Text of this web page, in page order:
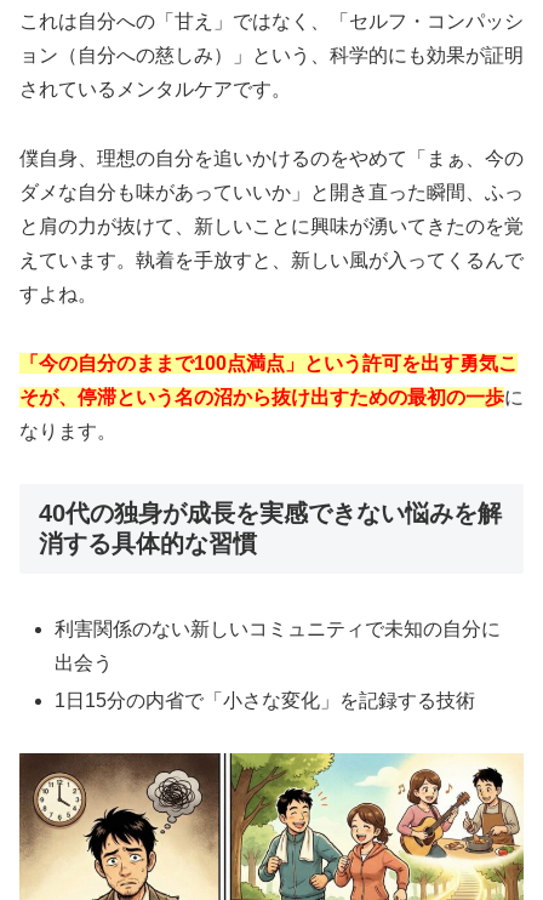
これは自分への「甘え」ではなく、「セルフ・コンパッシ
ョン（自分への慈しみ）」という、科学的にも効果が証明
されているメンタルケアです。
僕自身、理想の自分を追いかけるのをやめて「まぁ、今の
ダメな自分も味があっていいか」と開き直った瞬間、ふっ
と肩の力が抜けて、新しいことに興味が湧いてきたのを覚
えています。執着を手放すと、新しい風が入ってくるんで
すよね。
「今の自分のままで100点満点」という許可を出す勇気こ
そが、停滞という名の沼から抜け出すための最初の一歩に
なります。
40代の独身が成長を実感できない悩みを解
消する具体的な習慣
利害関係のない新しいコミュニティで未知の自分に
出会う
1日15分の内省で「小さな変化」を記録する技術